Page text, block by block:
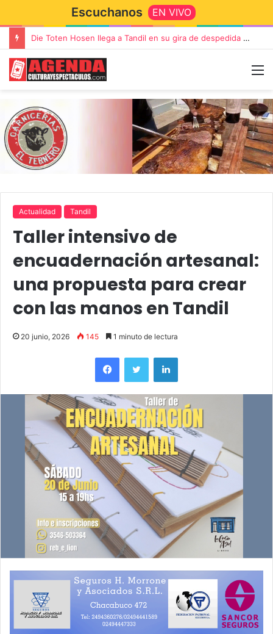
Escuchanos EN VIVO
Die Toten Hosen llega a Tandil en su gira de despedida «Fútbol, Asado, Vino y Adiós Amigos»
Actualidad Tandil
Taller intensivo de
encuadernación artesanal:
una propuesta para crear
con las manos en Tandil
20 junio, 2026 145 1 minuto de lectura